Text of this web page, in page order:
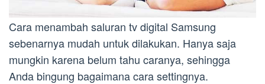
Cara menambah saluran tv digital Samsung
sebenarnya mudah untuk dilakukan. Hanya saja
mungkin karena belum tahu caranya, sehingga
Anda bingung bagaimana cara settingnya.